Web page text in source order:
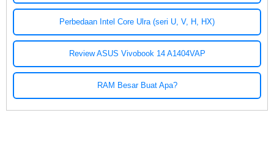
Perbedaan Intel Core Ulra (seri U, V, H, HX)
Review ASUS Vivobook 14 A1404VAP
RAM Besar Buat Apa?